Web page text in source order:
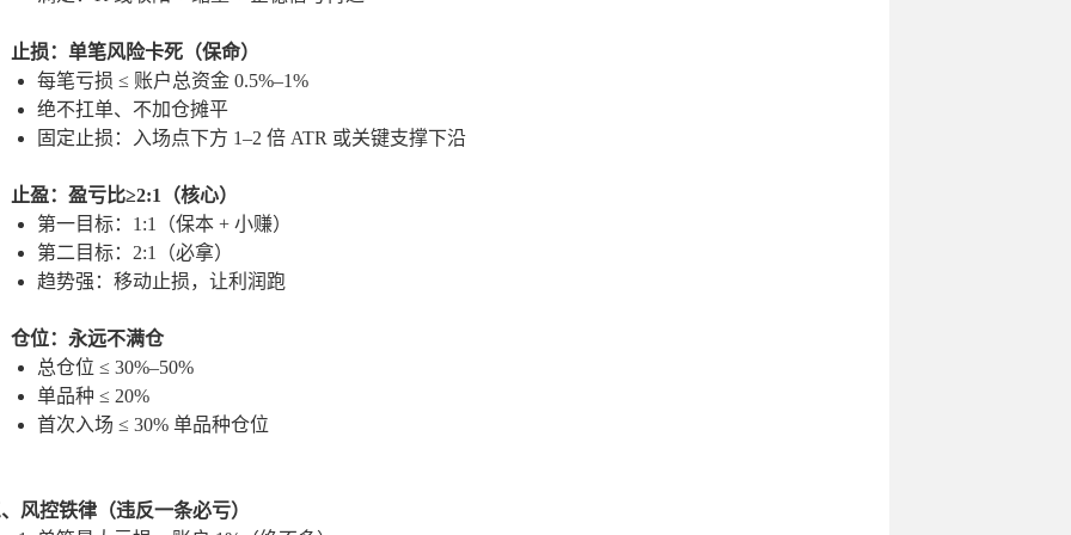
止损：单笔风险卡死（保命）
每笔亏损 ≤ 账户总资金 0.5%–1%
绝不扛单、不加仓摊平
固定止损：入场点下方 1–2 倍 ATR 或关键支撑下沿
止盈：盈亏比≥2:1（核心）
第一目标： 1:1
（保本 + 小赚）
第二目标： 2:1
（必拿）
趋势强： 移动止损，让利润跑
仓位：永远不满仓
总仓位 ≤ 30%–50%
单品种 ≤ 20%
首次入场 ≤ 30% 单品种仓位
风控铁律（违反一条必亏）